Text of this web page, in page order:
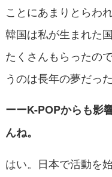
ことにあまりとらわ
韓国は私が生まれた
たくさんもらったの
うのは長年の夢だっ
ーーK-POPからも影
んね。
はい。日本で活動を